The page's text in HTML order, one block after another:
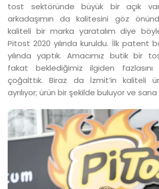
tost sektöründe büyük bir açık
arkadaşımın da kalitesini göz
kaliteli bir marka yaratalım diye
Pitost 2020 yılında kuruldu. İlk patent
yılında yaptık. Amacımız butik bir
fakat beklediğimiz ilgiden
çoğalttık. Biraz da İzmit’in kaliteli
ayrılıyor; ürün bir şekilde buluyor ve sana